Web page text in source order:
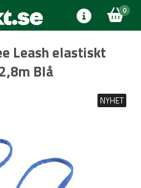
0
Leash elastiskt
Blå
NYHET